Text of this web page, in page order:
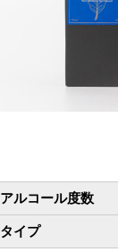
アルコール度数
タイプ